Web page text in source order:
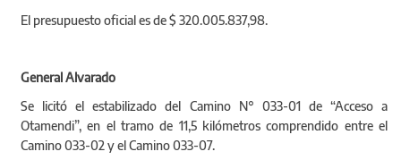
El presupuesto oficial es de $ 320.005.837,98.
General Alvarado
Se licitó el estabilizado del Camino N° 033-01 de “Acceso a
Otamendi”, en el tramo de 11,5 kilómetros comprendido entre el
Camino 033-02 y el Camino 033-07.